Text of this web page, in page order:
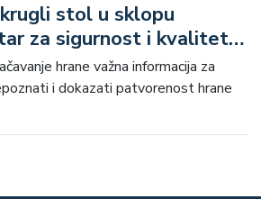
stol u sklopu
za sigurnost i kvalitetu
hrane važna informacija za
i dokazati patvorenost hrane